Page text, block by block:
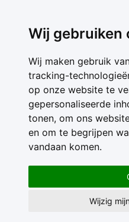
Wij gebruiken
Wij maken gebruik
tracking-
op onze website te
gepersonaliseerde
tonen, om ons
en om te begrijpen
vandaan komen.
Wijzig
Contact
Feedback
Nieuwsbrief
Adverteren
Privacy